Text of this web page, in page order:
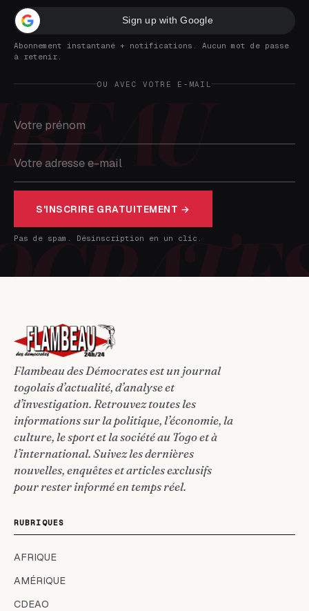
Sign up with Google
Abonnement instantané + notifications. Aucun mot de passe
à retenir.
OU AVEC VOTRE E-MAIL
S'INSCRIRE GRATUITEMENT →
Pas de spam. Désinscription en un clic.
Flambeau des Démocrates est un journal
togolais d’actualité, d’analyse et
d’investigation. Retrouvez toutes les
informations sur la politique, l’économie, la
culture, le sport et la société au Togo et à
l’international. Suivez les dernières
nouvelles, enquêtes et articles exclusifs
pour rester informé en temps réel.
RUBRIQUES
AFRIQUE
AMÉRIQUE
CDEAO